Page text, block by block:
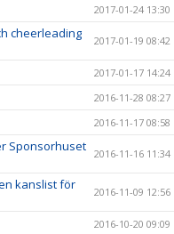
2017-01-24 13:30
cheerleading
2017-01-19 08:42
2017-01-17 14:24
2016-11-28 08:27
2016-11-17 08:58
Sponsorhuset 2016-11-16 11:34
kanslist för
2016-11-09 12:56
2016-10-20 09:09